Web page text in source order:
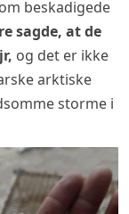
beskadigede
sagde, at de
og det er ikke
arktiske
storme i